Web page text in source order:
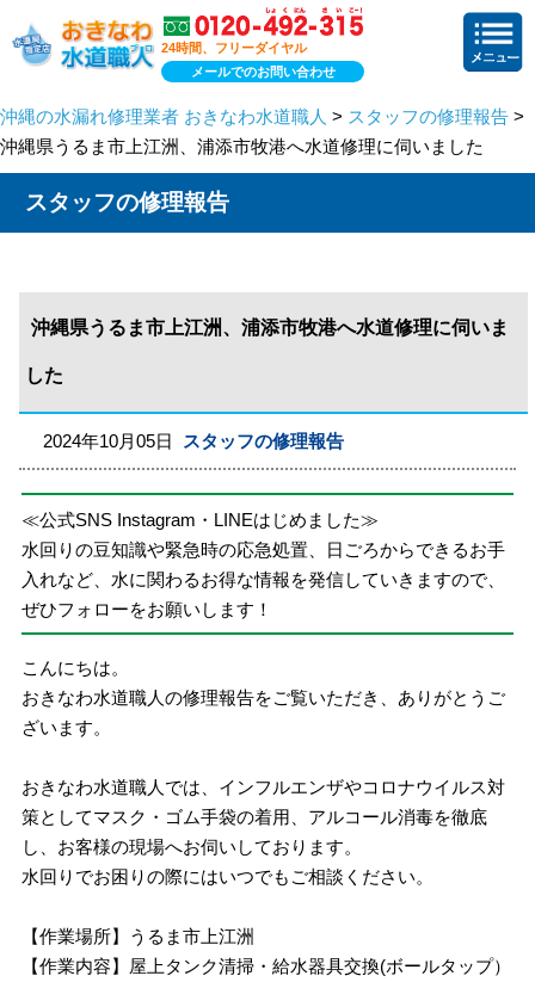
24時間、フリーダイヤル
メールでのお問い合わせ
沖縄の水漏れ修理業者 おきなわ水道職人 > スタッフの修理報告 >
沖縄県うるま市上江洲、浦添市牧港へ水道修理に伺いました
スタッフの修理報告
沖縄県うるま市上江洲、浦添市牧港へ水道修理に伺いま
した
2024年10月05日 スタッフの修理報告
≪公式SNS Instagram・LINEはじめました≫
水回りの豆知識や緊急時の応急処置、日ごろからできるお手
入れなど、水に関わるお得な情報を発信していきますので、
ぜひフォローをお願いします！
こんにちは。
おきなわ水道職人の修理報告をご覧いただき、ありがとうご
ざいます。
おきなわ水道職人では、インフルエンザやコロナウイルス対
策としてマスク・ゴム手袋の着用、アルコール消毒を徹底
し、お客様の現場へお伺いしております。
水回りでお困りの際にはいつでもご相談ください。
【作業場所】うるま市上江洲
【作業内容】屋上タンク清掃・給水器具交換(ボールタップ）